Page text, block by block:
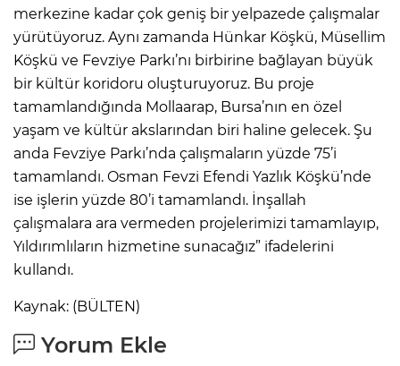
merkezine kadar çok geniş bir yelpazede çalışmalar
yürütüyoruz. Aynı zamanda Hünkar Köşkü, Müsellim
Köşkü ve Fevziye Parkı’nı birbirine bağlayan büyük
bir kültür koridoru oluşturuyoruz. Bu proje
tamamlandığında Mollaarap, Bursa’nın en özel
yaşam ve kültür akslarından biri haline gelecek. Şu
anda Fevziye Parkı’nda çalışmaların yüzde 75’i
tamamlandı. Osman Fevzi Efendi Yazlık Köşkü’nde
ise işlerin yüzde 80’i tamamlandı. İnşallah
çalışmalara ara vermeden projelerimizi tamamlayıp,
Yıldırımlıların hizmetine sunacağız” ifadelerini
kullandı.
Kaynak: (BÜLTEN)
Yorum Ekle